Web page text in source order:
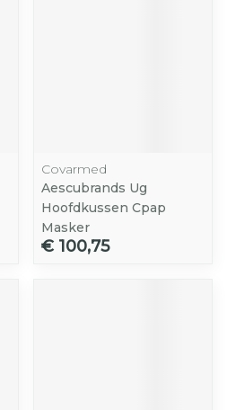
Covarmed
Aescubrands Ug
Hoofdkussen Cpap
Masker
€ 100,75